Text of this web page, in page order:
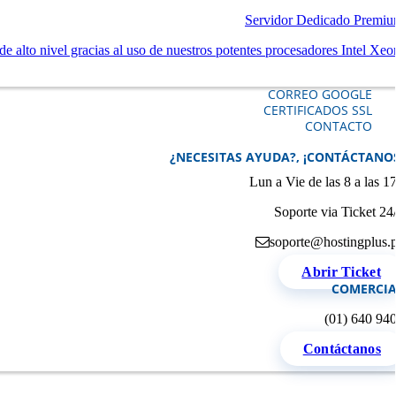
Servidor Dedicado
alto nivel gracias al uso de nuestros potentes procesadores Intel
CORREO GOOGLE
CERTIFICADOS SSL
CONTACTO
¿NECESITAS AYUDA?,
Lun a Vie de las 8 a las
Soporte via Ticket
Abrir Ticket
(01) 640
Contáctanos